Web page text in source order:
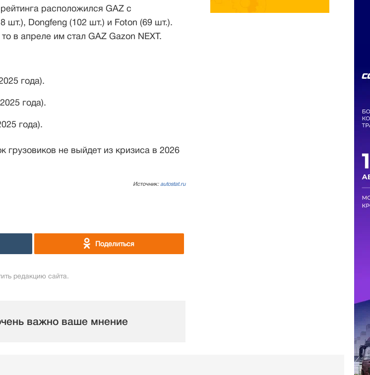
расположился GAZ с
Dongfeng (102 шт.) и Foton (69 шт.).
в апреле им стал GAZ Gazon NEXT.
года).
года).
года).
грузовиков не выйдет из кризиса в 2026
Источник:autostat.ru
Поделиться
редакцию сайта.
важно ваше мнение